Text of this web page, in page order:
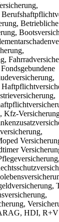
Kfz-
HDI,